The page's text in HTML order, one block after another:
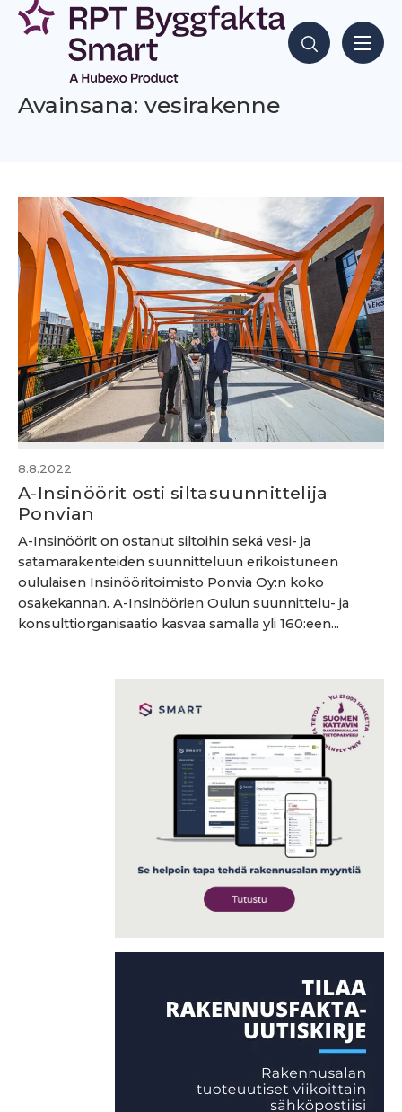
Siirry
sisältöön
Hae sisältöjä
Avainsana: vesirakenne
8.8.2022
A-Insinöörit osti siltasuunnittelija
Ponvian
A-Insinöörit on ostanut siltoihin sekä vesi- ja
satamarakenteiden suunnitteluun erikoistuneen
oululaisen Insinööritoimisto Ponvia Oy:n koko
osakekannan. A-Insinöörien Oulun suunnittelu- ja
konsulttiorganisaatio kasvaa samalla yli 160:een...